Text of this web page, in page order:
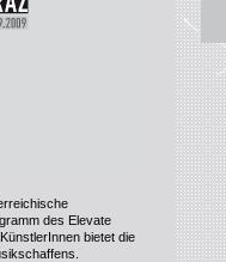
des Elevate
bietet die